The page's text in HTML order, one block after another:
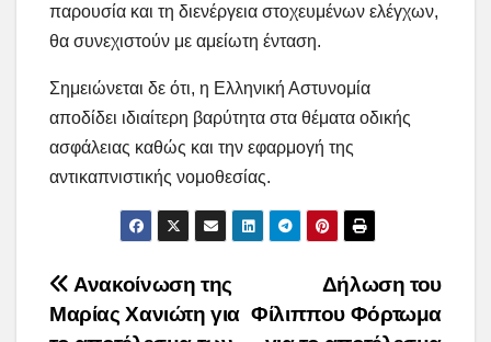
παρουσία και τη διενέργεια στοχευμένων ελέγχων,
θα συνεχιστούν με αμείωτη ένταση.
Σημειώνεται δε ότι, η Ελληνική Αστυνομία
αποδίδει ιδιαίτερη βαρύτητα στα θέματα οδικής
ασφάλειας καθώς και την εφαρμογή της
αντικαπνιστικής νομοθεσίας.
Post
Δήλωση του
Φίλιππου Φόρτωμα
Ανακοίνωση της
Μαρίας Χανιώτη για